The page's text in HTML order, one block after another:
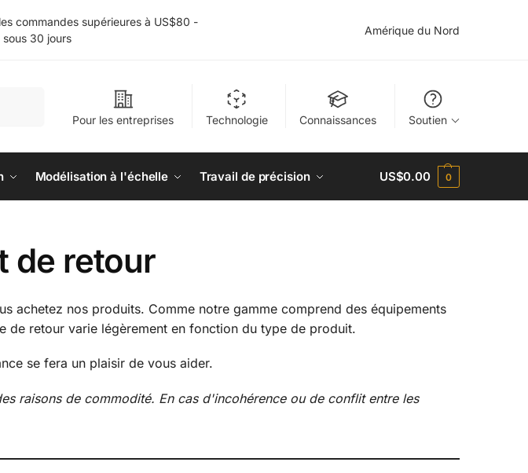
commandes supérieures à US$80 -
30 jours
Amérique du Nord
Pour les entreprises Technologie Connaissances Soutien
Modélisation à l'échelle Travail de précision US$0.00 0
de retour
achetez nos produits. Comme notre gamme comprend des équipements
de retour varie légèrement en fonction du type de produit.
se fera un plaisir de vous aider.
raisons de commodité. En cas d'incohérence ou de conflit entre les